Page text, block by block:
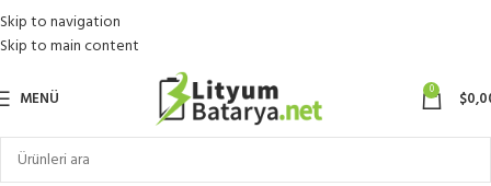
Skip to navigation
Skip to main content
MENÜ 0 $